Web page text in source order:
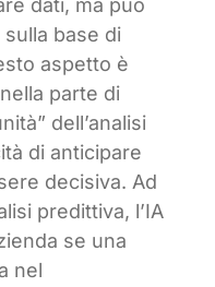
dati, ma può
base di
aspetto è
parte di
dell’analisi
di anticipare
decisiva. Ad
predittiva, l’IA
se una
nel